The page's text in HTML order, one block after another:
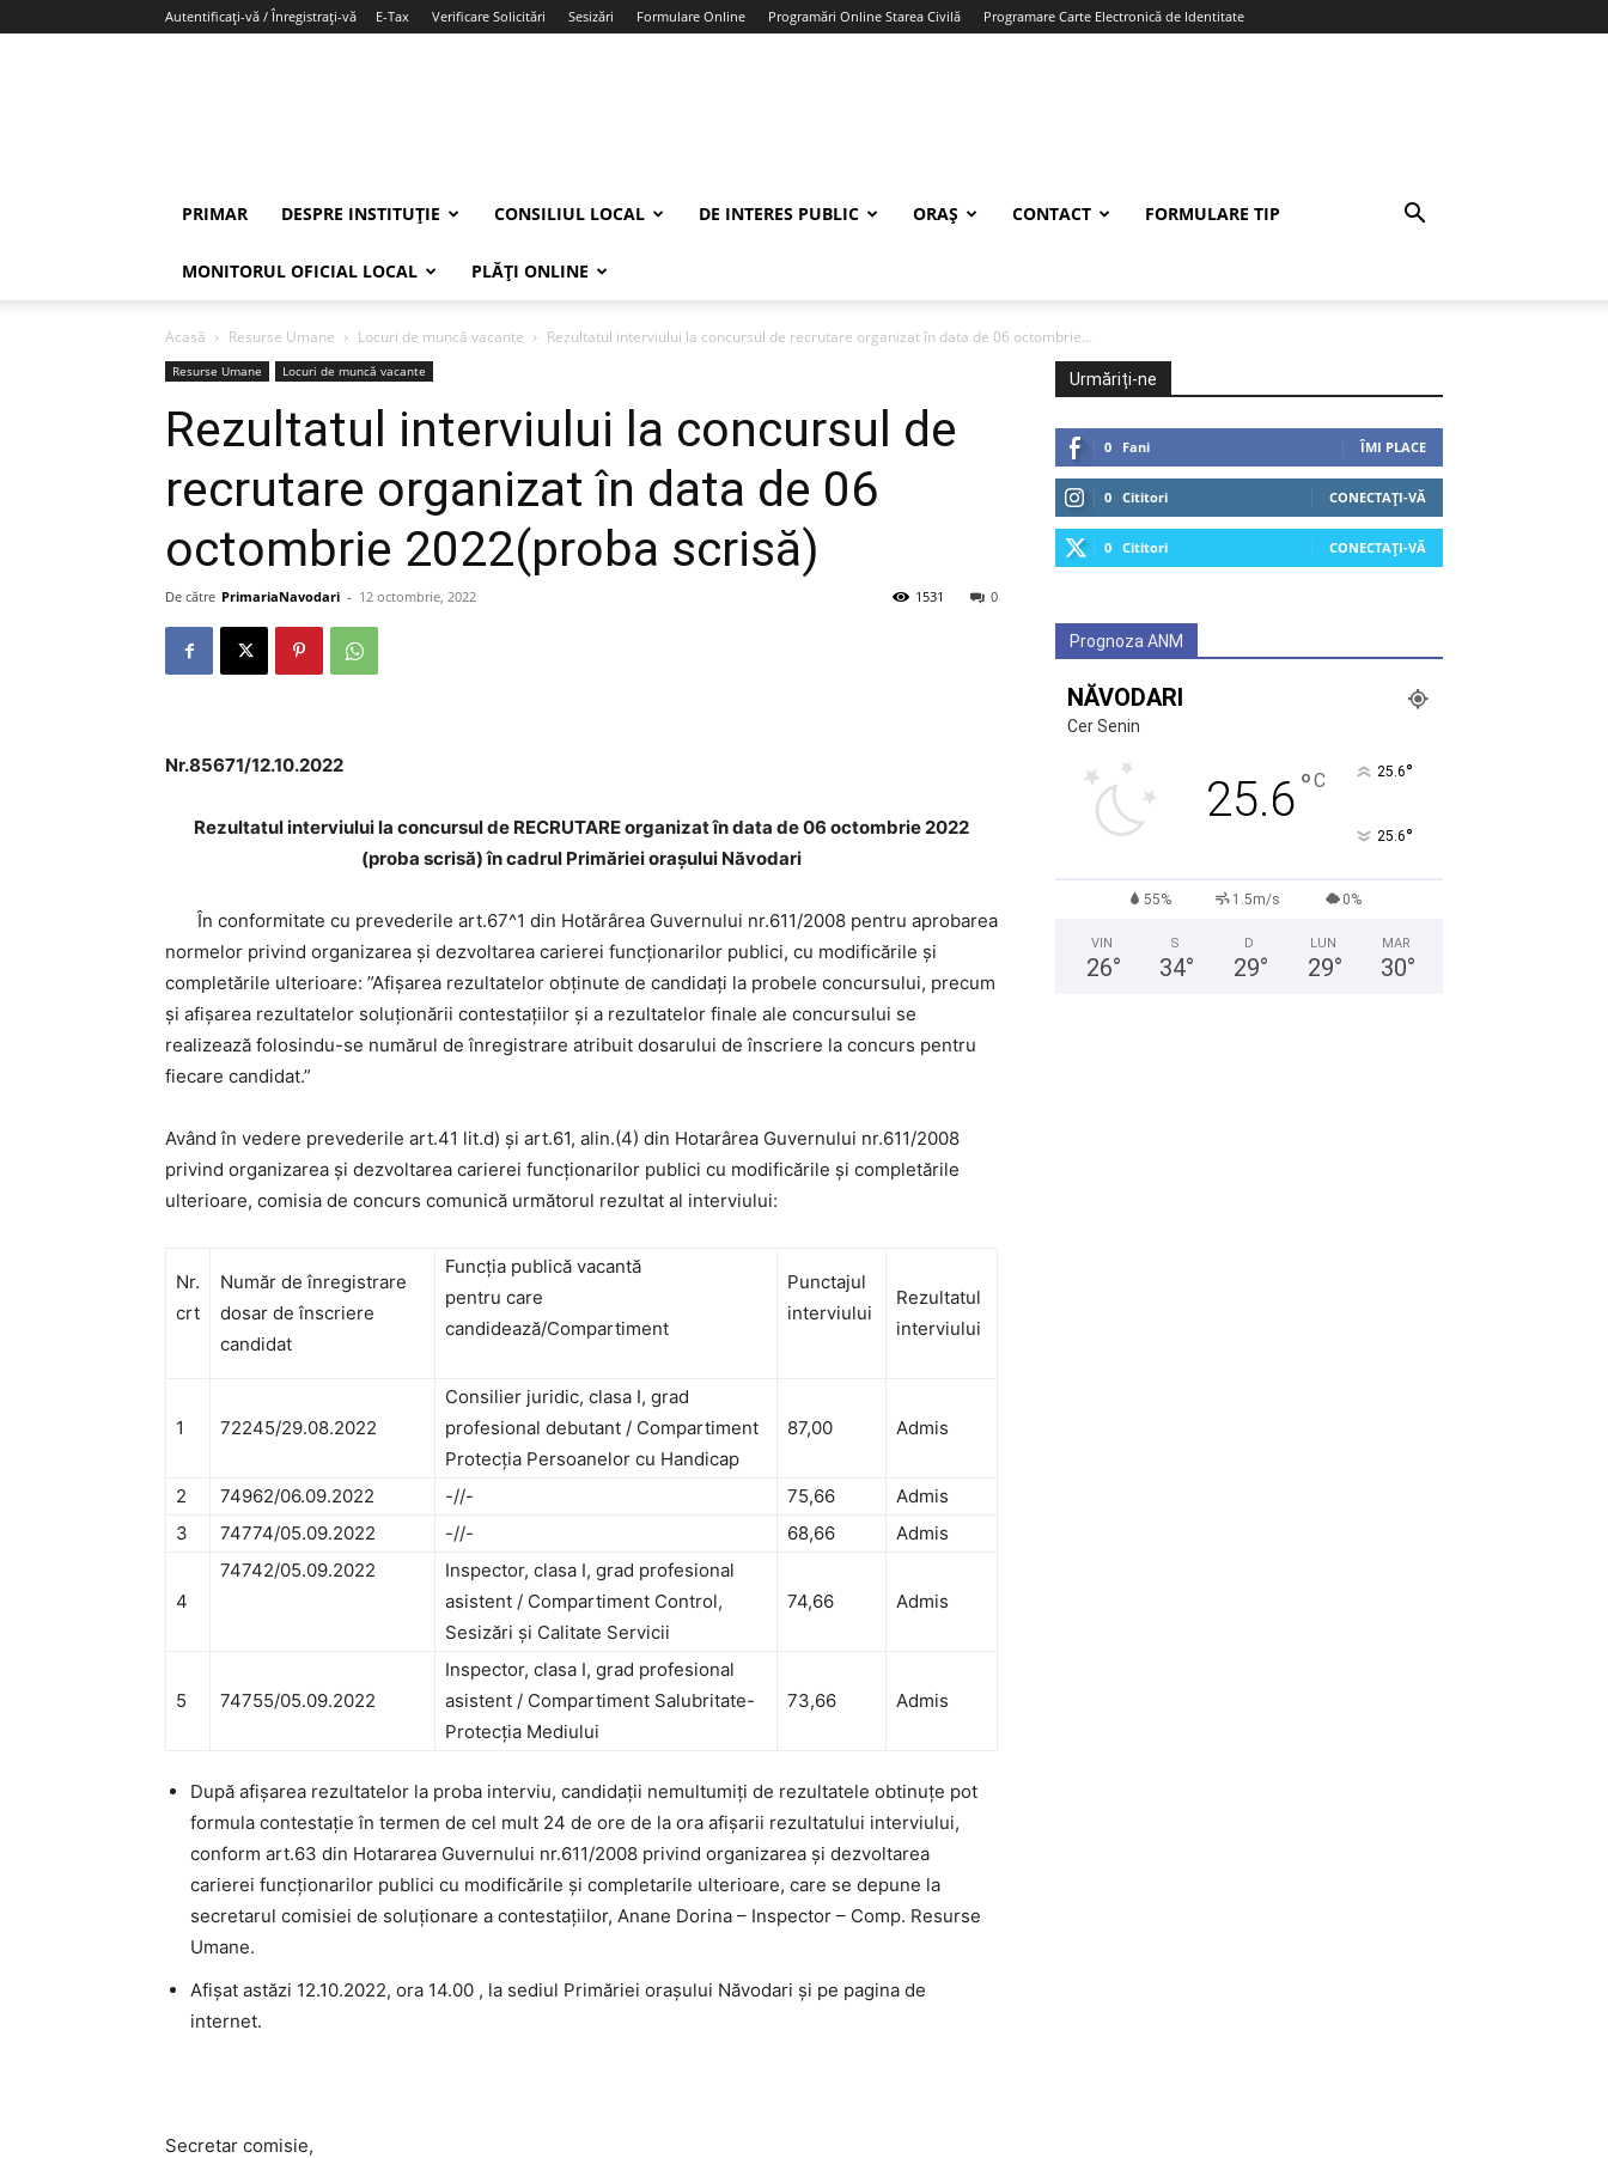
Autentificați-vă / Înregistrați-vă E-Tax Verificare Solicitări Sesizări Formulare Online Programări Online Starea Civilă Programare Carte Electronică de Identitate
PRIMAR DESPRE INSTITUȚIE CONSILIUL LOCAL DE INTERES PUBLIC ORAȘ CONTACT FORMULARE TIP
MONITORUL OFICIAL LOCAL PLĂȚI ONLINE
Acasă Resurse Umane Locuri de muncă vacante Rezultatul interviului la concursul de recrutare organizat în data de 06 octombrie...
Resurse Umane Locuri de muncă vacante
Rezultatul interviului la concursul de
recrutare organizat în data de 06
octombrie 2022(proba scrisă)
De către PrimariaNavodari - 12 octombrie, 2022 0
1531
Nr.85671/12.10.2022
Rezultatul interviuluila concursul de RECRUTARE organizat în data de 06 octombrie 2022
(proba scrisă)în cadrul Primăriei orașului Năvodari
În conformitate cu prevederile art.67^1 din Hotărârea Guvernului nr.611/2008 pentru aprobarea
normelor privind organizarea şi dezvoltarea carierei funcţionarilor publici, cu modificările și
completările ulterioare: ”Afişarea rezultatelor obţinute de candidaţi la probele concursului, precum
şi afişarea rezultatelor soluţionării contestaţiilor şi a rezultatelor finale ale concursului se
realizează folosindu-se numărul de înregistrare atribuit dosarului de înscriere la concurs pentru
fiecare candidat.”
Având în vedere prevederile art.41 lit.d) și art.61, alin.(4) din Hotarârea Guvernului nr.611/2008
privind organizarea și dezvoltarea carierei funcționarilor publici cu modificările și completările
ulterioare, comisia de concurs comunică următorul rezultat al interviului:
Nr.
crt
Număr de înregistrare
dosar de înscriere
candidat
Funcția publică vacantă
pentru care
candidează/Compartiment
Punctajul
interviului
Rezultatul
interviului
1 72245/29.08.2022
Consilier juridic, clasa I, grad
profesional debutant / Compartiment
Protecția Persoanelor cu Handicap
87,00 Admis
2 74962/06.09.2022 -//- 75,66
Admis
3
74774/05.09.2022 -//- 68,66 Admis
4
74742/05.09.2022
Inspector, clasa I, grad profesional
asistent / Compartiment Control,
Sesizări și Calitate Servicii
74,66 Admis
5 74755/05.09.2022
Inspector, clasa I, grad profesional
asistent / Compartiment Salubritate-
Protecția Mediului
73,66 Admis
După afișarea rezultatelor la proba interviu, candidații nemultumiți de rezultatele obtinuțe pot
formula contestație în termen de cel mult 24 de ore de la ora afișarii rezultatului interviului,
conform art.63 din Hotararea Guvernului nr.611/2008 privind organizarea și dezvoltarea
carierei funcționarilor publici cu modificările și completarile ulterioare, care se depune la
secretarul comisiei de soluționare a contestațiilor, Anane Dorina – Inspector – Comp. Resurse
Umane.
Afișat astăzi 12.10.2022, ora 14.00 , la sediul Primăriei orașului Năvodari și pe pagina de
internet.
Secretar comisie,
Urmăriți-ne
0 Fani ÎMI PLACE
0 Cititori CONECTAȚI-VĂ
0 Cititori CONECTAȚI-VĂ
Prognoza ANM
NĂVODARI
Cer Senin
25.6°C 25.6°
25.6°
55% 1.5m/s 0%
VIN
26°
S
34°
D
29°
LUN
29°
MAR
30°